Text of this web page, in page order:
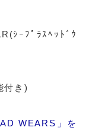
ｼｰﾌﾟﾗｽﾍｯﾄﾞｳ
き)
WEARS」を